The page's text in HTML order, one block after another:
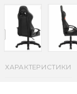
ХАРАКТЕРИСТИКИ